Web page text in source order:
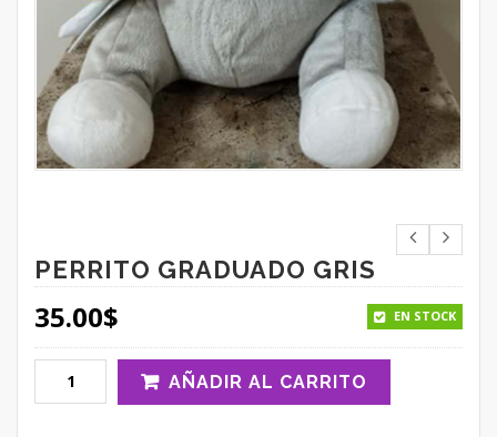
PERRITO GRADUADO GRIS
35.00$ EN STOCK
AÑADIR AL CARRITO